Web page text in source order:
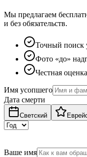
Мы предлагаем
и без обязательств.
Точный поиск
Фото «до»
Честная
Имя усопшего
Дата смерти
Светский
Ваше имя